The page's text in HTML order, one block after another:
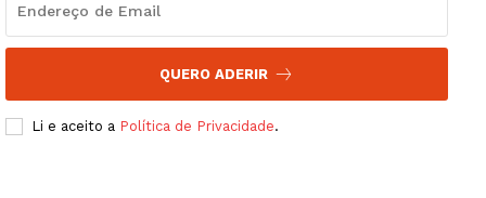
Artigos
Grande Entrevista
QUERO ADERIR
Li e aceito a Política de Privacidade.